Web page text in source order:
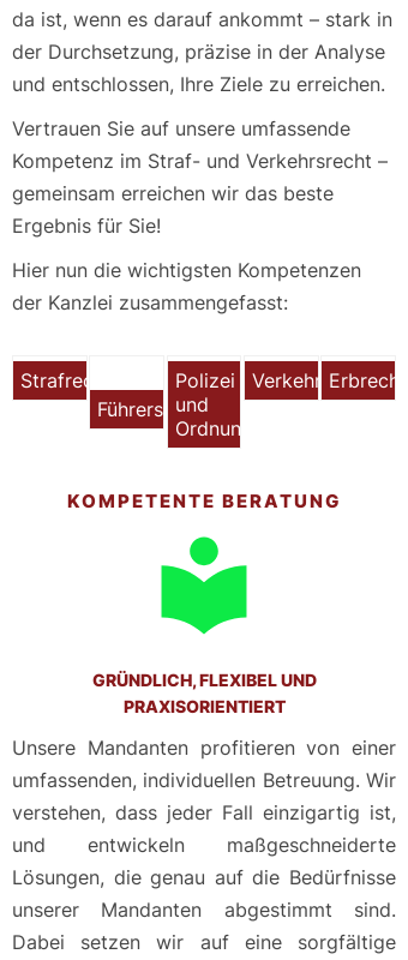
da ist, wenn es darauf ankommt – stark in
der Durchsetzung, präzise in der Analyse
und entschlossen, Ihre Ziele zu erreichen.
Vertrauen Sie auf unsere umfassende
Kompetenz im Straf- und Verkehrsrecht –
gemeinsam erreichen wir das beste
Ergebnis für Sie!
Hier nun die wichtigsten Kompetenzen
der Kanzlei zusammengefasst:
Strafrecht
Führerscheinrecht
Polizei
und
Ordnungsrecht
Verkehrsrecht
Erbrecht
KOMPETENTE BERATUNG
GRÜNDLICH, FLEXIBEL UND
PRAXISORIENTIERT
Unsere Mandanten profitieren von einer
umfassenden, individuellen Betreuung. Wir
verstehen, dass jeder Fall einzigartig ist,
und entwickeln maßgeschneiderte
Lösungen, die genau auf die Bedürfnisse
unserer Mandanten abgestimmt sind.
Dabei setzen wir auf eine sorgfältige